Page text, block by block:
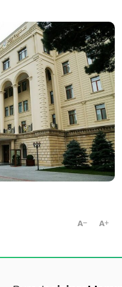
A A